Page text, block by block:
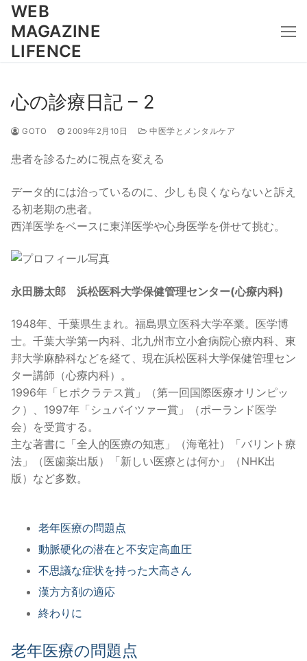
WEB
MAGAZINE
LIFENCE
心の診療日記 – 2
GOTO 2009年2月10日 中医学とメンタルケア
患者を診るために視点を変える
データ的には治っているのに、少しも良くならないと訴え
る初老期の患者。
西洋医学をベースに東洋医学や心身医学を併せて挑む。
永田勝太郎 浜松医科大学保健管理センター(心療内科)
1948年、千葉県生まれ。福島県立医科大学卒業。医学博
士。千葉大学第一内科、北九州市立小倉病院心療内科、東
邦大学麻酔科などを経て、現在浜松医科大学保健管理セン
ター講師（心療内科）。
1996年「ヒポクラテス賞」（第一回国際医療オリンピッ
ク）、1997年「シュバイツァー賞」（ポーランド医学
会）を受賞する。
主な著書に「全人的医療の知恵」（海竜社）「バリント療
法」（医歯薬出版）「新しい医療とは何か」（NHK出
版）など多数。
老年医療の問題点
動脈硬化の潜在と不安定高血圧
不思議な症状を持った大高さん
漢方方剤の適応
終わりに
老年医療の問題点